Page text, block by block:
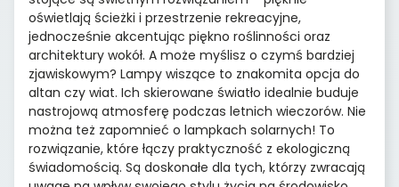
oświetlają ścieżki i przestrzenie rekreacyjne,
jednocześnie akcentując piękno roślinności oraz
architektury wokół. A może myślisz o czymś bardziej
zjawiskowym? Lampy wiszące to znakomita opcja do
altan czy wiat. Ich skierowane światło idealnie buduje
nastrojową atmosferę podczas letnich wieczorów. Nie
można też zapomnieć o lampkach solarnych! To
rozwiązanie, które łączy praktyczność z ekologiczną
świadomością. Są doskonałe dla tych, którzy zwracają